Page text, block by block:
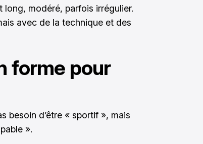
long, modéré, parfois irrégulier.
avec de la technique et des
forme pour
besoin d’être « sportif », mais
».